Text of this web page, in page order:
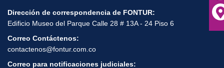
contactenos@fontur.com.co
Dirección de correspondencia de FONTUR:
Edificio Museo del Parque Calle 28 # 13A - 24 Piso 6
Correo Contáctenos: